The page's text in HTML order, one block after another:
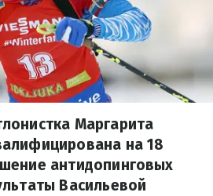
Маргарита
на 18
антидопинговых
Васильевой